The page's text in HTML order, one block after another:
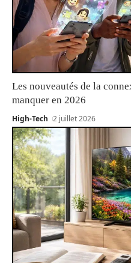
Les nouveautés de la
manquer en 2026
High-Tech 2 juillet 2026